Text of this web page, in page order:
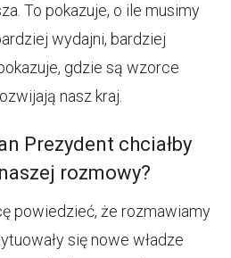
To pokazuje, o ile musimy
wydajni, bardziej
gdzie są wzorce
nasz kraj.
Prezydent chciałby
rozmowy?
powiedzieć, że rozmawiamy
się nowe władze